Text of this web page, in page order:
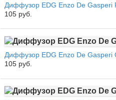
Диффузор EDG Enzo De Gasperi
105 руб.
Диффузор EDG Enzo De Gasperi
105 руб.